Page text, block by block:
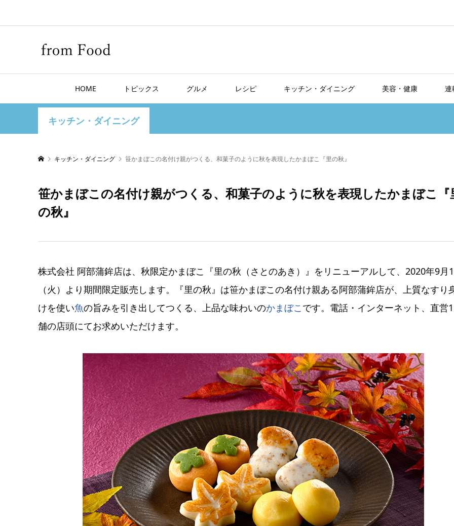
HOME トピックス グルメ レシピ キッチン・ダイニング 美容・健康 連
キッチン・ダイニング
キッチン・ダイニング 笹かまぼこの名付け親がつくる、和菓子のように秋を表現したかまぼこ『里の秋』
笹かまぼこの名付け親がつくる、和菓子のように秋を表現したかまぼこ『
の秋』
株式会社 阿部蒲鉾店は、秋限定かまぼこ『里の秋（さとのあき）』をリニューアルして、2020年9月
（火）より期間限定販売します。『里の秋』は笹かまぼこの名付け親ある阿部蒲鉾店が、上質なすり
けを使い魚の旨みを引き出してつくる、上品な味わいのかまぼこです。電話・インターネット、直営
舗の店頭にてお求めいただけます。